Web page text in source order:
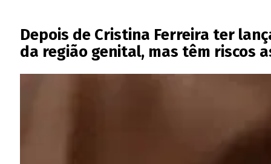
Depois de Cristina Ferreira ter
da região genital, mas têm riscos